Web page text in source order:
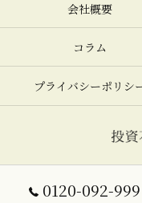
0120-092-999
会社概要
コラム
プライバシーポリシ